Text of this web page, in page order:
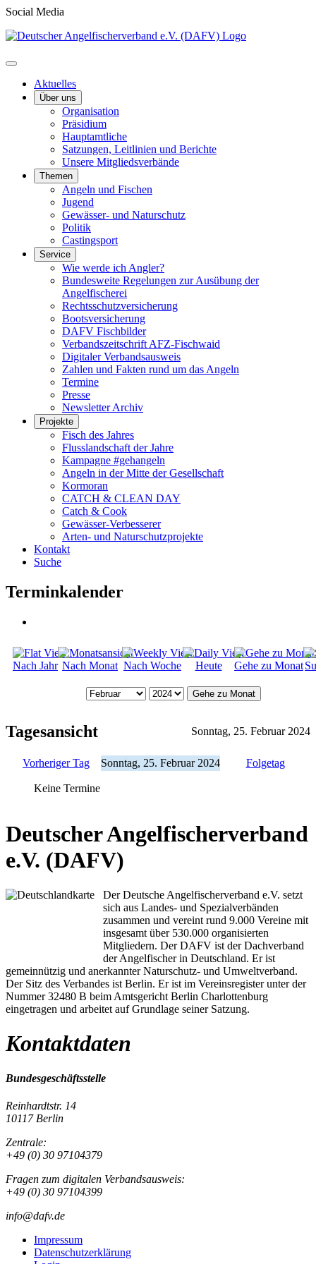
Social Media
Aktuelles
Über uns
Organisation
Präsidium
Hauptamtliche
Satzungen, Leitlinien und Berichte
Unsere Mitgliedsverbände
Themen
Angeln und Fischen
Jugend
Gewässer- und Naturschutz
Politik
Castingsport
Service
Wie werde ich Angler?
Bundesweite Regelungen zur Ausübung der
Angelfischerei
Rechtsschutzversicherung
Bootsversicherung
DAFV Fischbilder
Verbandszeitschrift AFZ-Fischwaid
Digitaler Verbandsausweis
Zahlen und Fakten rund um das Angeln
Termine
Presse
Newsletter Archiv
Projekte
Fisch des Jahres
Flusslandschaft der Jahre
Kampagne #gehangeln
Angeln in der Mitte der Gesellschaft
Kormoran
CATCH & CLEAN DAY
Catch & Cook
Gewässer-Verbesserer
Arten- und Naturschutzprojekte
Kontakt
Suche
Terminkalender
Nach Jahr Nach Monat Nach Woche Heute Gehe zu Monat
Gehe zu Monat
Tagesansicht Sonntag, 25. Februar 2024
Vorheriger Tag Sonntag, 25. Februar 2024 Folgetag
Keine Termine
Deutscher Angelfischerverband
e.V. (DAFV)
Der Deutsche Angelfischerverband e.V. setzt
sich aus Landes- und Spezialverbänden
zusammen und vereint rund 9.000 Vereine mit
insgesamt über 530.000 organisierten
Mitgliedern. Der DAFV ist der Dachverband
der Angelfischer in Deutschland. Er ist
gemeinnützig und anerkannter Naturschutz- und Umweltverband.
Der Sitz des Verbandes ist Berlin. Er ist im Vereinsregister unter der
Nummer 32480 B beim Amtsgericht Berlin Charlottenburg
eingetragen und arbeitet auf Grundlage seiner Satzung.
Kontaktdaten
Bundesgeschäftsstelle
Reinhardtstr. 14
10117 Berlin
Zentrale:
+49 (0) 30 97104379
Fragen zum digitalen Verbandsausweis:
+49 (0) 30 97104399
info@dafv.de
Impressum
Datenschutzerklärung